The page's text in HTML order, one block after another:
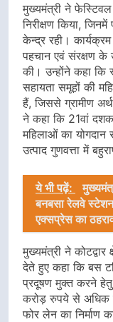
मुख्यमंत्री ने फेस्टिवल
निरीक्षण किया,
केन्द्र रही।
पहचान एवं संरक्षण के
की। उन्होंने कहा कि
सहायता समूहों की
हैं, जिससे ग्रामीण
ने कहा कि 21वां
महिलाओं का योगदान
उत्पाद गुणवत्ता में
ये भी पढ़ें:
बनबसा रेलवे
एक्सप्रेस का
मुख्यमंत्री ने कोटद्वार
देते हुए कहा कि बस
प्रदूषण मुक्त करने हेतु
करोड़ रुपये से अधिक
फोर लेन का निर्माण